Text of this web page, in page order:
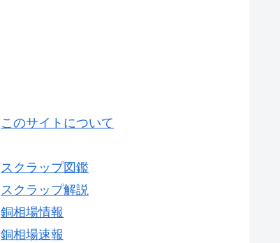
このサイトについて
スクラップ図鑑
スクラップ解説
銅相場情報
銅相場速報